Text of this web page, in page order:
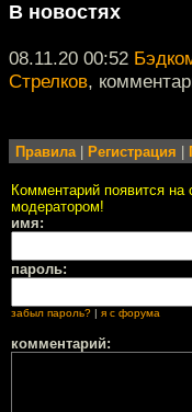
В новостях
08.11.20 00:52
Стрелков,
Правила| Регистрация
Комментарий появится на
модератором!
имя:
пароль:
забыл пароль? я с форума
комментарий: